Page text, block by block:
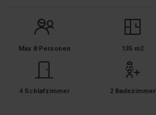
Max 8 Personen 135 m2
4 Schlafzimmer 2 Badezimmer